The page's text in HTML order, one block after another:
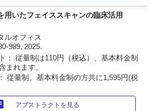
いたフェイススキャンの臨床活用
ルオフィス
989, 2025.
： 従量制は110円（税込）、基本料金制
まれます。
従量制、基本料金制の方共に1,595円(税
アブストラクトを見る